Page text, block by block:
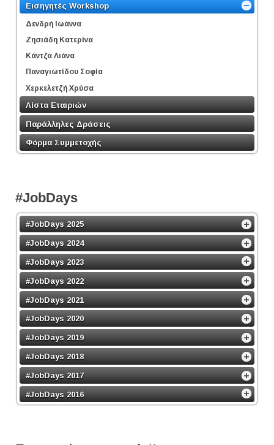
Εισηγητές Workshop
Δενδρή Ιωάννα
Ζησιάδη Κατερίνα
Κάντζα Λιάνα
Παναγιωτίδου Σοφία
Χερκελετζή Χρύσα
Λίστα Εταιριών
Παράλληλες Δράσεις
Φόρμα Συμμετοχής
#JobDays
#JobDays 2025
#JobDays 2024
#JobDays 2023
#JobDays 2022
#JobDays 2021
#JobDays 2020
#JobDays 2019
#JobDays 2018
#JobDays 2017
#JobDays 2016